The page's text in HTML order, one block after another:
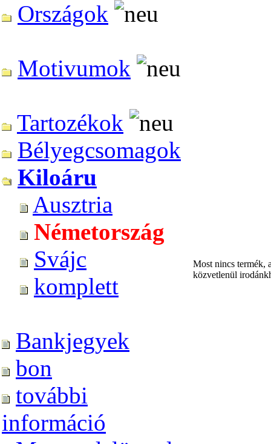
Országok
Motivumok
Tartozékok
Bélyegcsomagok
Kiloáru
Ausztria
Németország
Svájc
komplett
Bankjegyek
bon
további
információ
Most nincs termék,
közvetlenül